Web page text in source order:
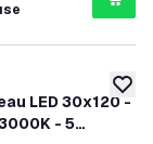
LED 30x120 -
- 5
avis